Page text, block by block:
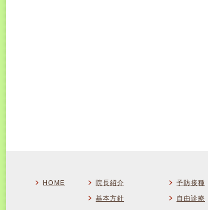
HOME 院長紹介
基本方針
予防接種
自由診療